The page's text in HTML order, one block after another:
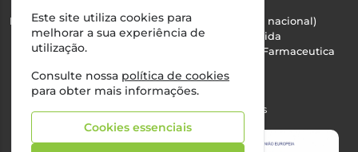
Nº Infarmed: 21 798 7100 (chamada para rede fixa nacional)
Direção Técnica:Maria Teresa Almeida
NIPC:510103669 | Teresa Almeida - Sociedade Farmaceutica
Alvará nº:2994
©2026 Todos os direitos reservados
Este site utiliza cookies para
melhorar a sua experiência de
utilização.
Consulte nossa política de cookies
para obter mais informações.
Cookies essenciais